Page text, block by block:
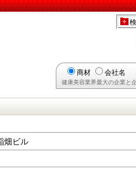
商材 会社名
健康美容業界最大の企業と
畑ビル